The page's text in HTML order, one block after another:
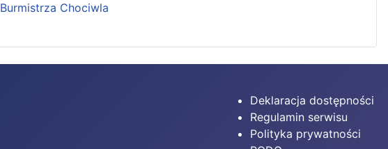
Chociwla
Deklaracja dostępności
Regulamin serwisu
Polityka prywatności